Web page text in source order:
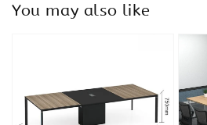
You may also like